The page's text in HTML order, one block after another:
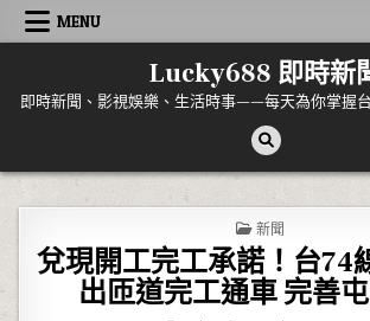
Skip to content
MENU
Lucky688 即時新
即時新聞、影視娛樂、生活時事——每天為你掌握
POSTED IN
新聞
兌現開工完工承諾！台74
出匝道完工通車 完善